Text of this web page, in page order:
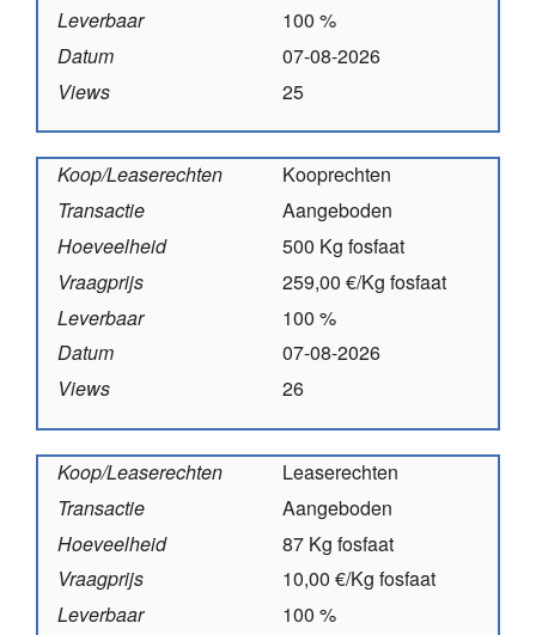
Leverbaar
100 %
Datum
07-08-2026
Views
25
Koop/Leaserechten
Kooprechten
Transactie
Aangeboden
Hoeveelheid
500 Kg fosfaat
Vraagprijs
259,00 €/Kg fosfaat
Leverbaar
100 %
Datum
07-08-2026
Views
26
Koop/Leaserechten
Leaserechten
Transactie
Aangeboden
Hoeveelheid
87 Kg fosfaat
Vraagprijs
10,00 €/Kg fosfaat
Leverbaar
100 %